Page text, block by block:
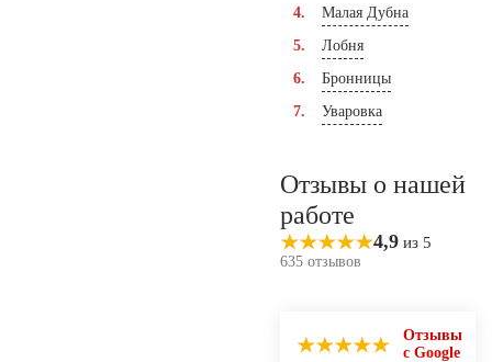
Малая Дубна
Лобня
Бронницы
Уваровка
Отзывы о нашей
работе
4,9 из 5
635 отзывов
Отзывы
с Google